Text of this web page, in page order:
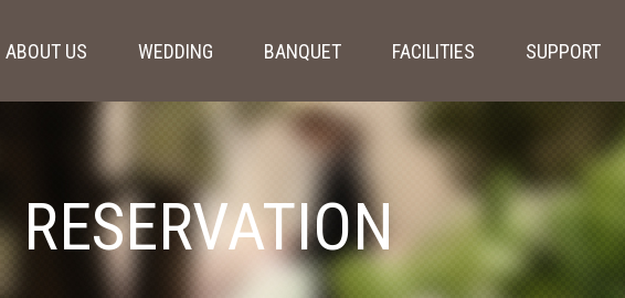
ABOUT US WEDDING BANQUET FACILITIES SUPPORT
RESERVATION